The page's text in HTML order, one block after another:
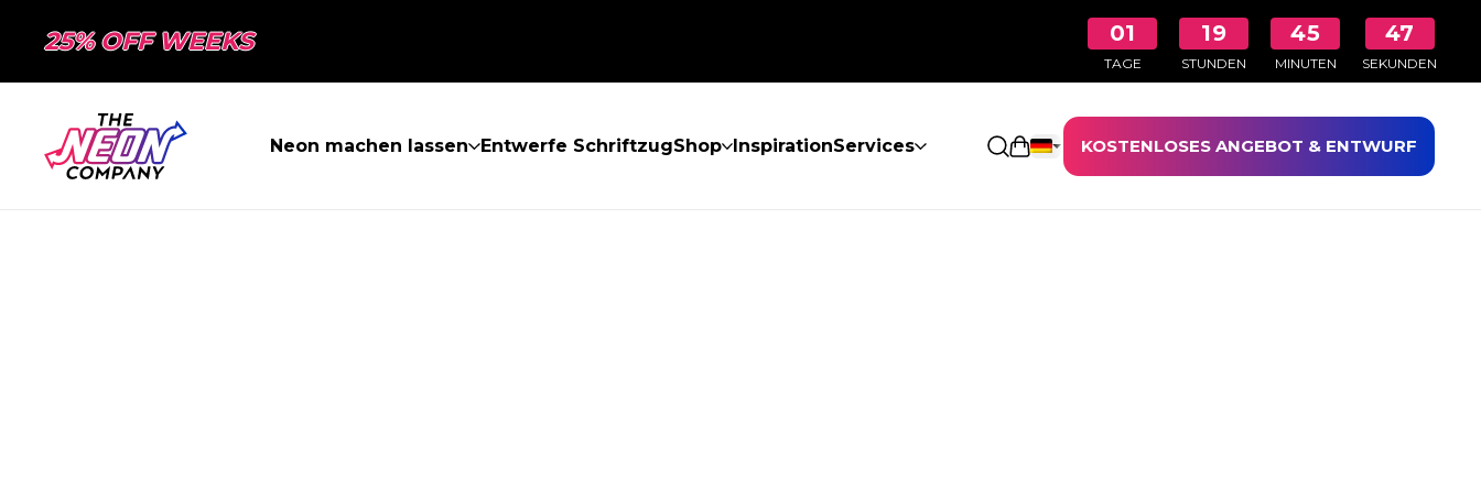
25% OFF WEEKS 01
TAGE
19
STUNDEN
45
MINUTEN
46
SEKUNDEN
Neon machen lassen Entwerfe SchriftzugShop InspirationServices Einkaufswagen öffnen
KOSTENLOSES ANGEBOT & ENTWURF